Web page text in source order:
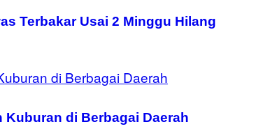
Terbakar Usai 2 Minggu Hilang
di Berbagai Daerah